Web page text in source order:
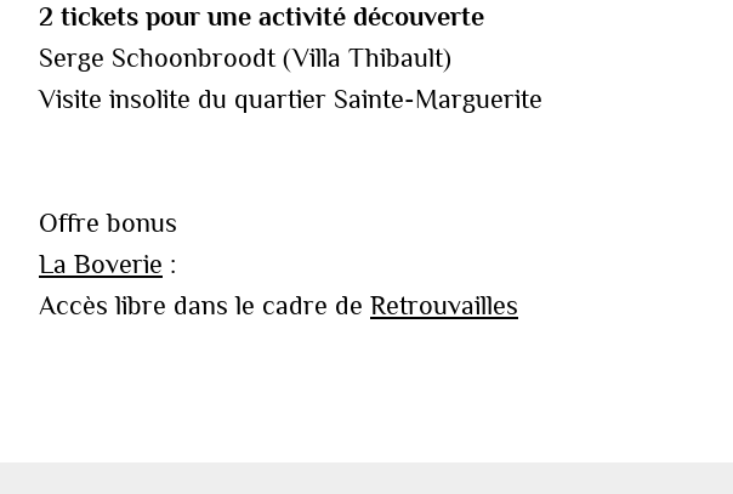
2 tickets pour une activité découverte
Serge Schoonbroodt (Villa Thibault)
Visite insolite du quartier Sainte-Marguerite
Offre bonus
La Boverie :
Accès libre dans le cadre de Retrouvailles